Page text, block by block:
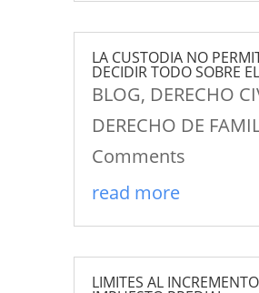
LA CUSTODIA NO
DECIDIR TODO SOBRE
BLOG, DERECHO
DERECHO DE
Comments
read more
LIMITES AL